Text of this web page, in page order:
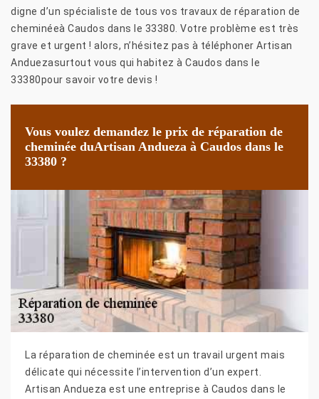
digne d’un spécialiste de tous vos travaux de réparation de
cheminéeà Caudos dans le 33380. Votre problème est très
grave et urgent ! alors, n’hésitez pas à téléphoner Artisan
Anduezasurtout vous qui habitez à Caudos dans le
33380pour savoir votre devis !
Vous voulez demandez le prix de réparation de
cheminée duArtisan Andueza à Caudos dans le
33380 ?
La réparation de cheminée est un travail urgent mais
délicate qui nécessite l’intervention d’un expert.
Artisan Andueza est une entreprise à Caudos dans le